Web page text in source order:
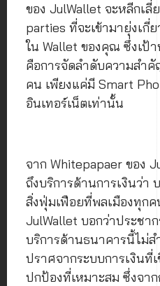
ของ JulWallet จะหลีกเ
parties ที่จะเข้ามายุ่งเกี่
ใน Wallet ของคุณ ซึ่งเป้
คือการจัดลำดับความสำ
คน เพียงแค่มี Smart
อินเทอร์เน็ตเท่านั้น
จาก Whitepapaer ของ
ถึงบริการด้านการเงินว่า
สิ่งฟุ่มเฟือยที่พลเมืองทุกค
JulWallet บอกว่าประชา
บริการด้านธนาคารนี้ไม่ส
ปราศจากระบบการเงินที่
ปกป้องที่เหมาะสม ซึ่งจา